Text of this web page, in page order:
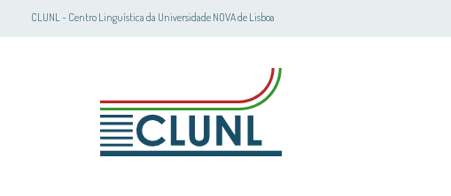
CLUNL - Centro Linguística da Universidade NOVA de Lisboa